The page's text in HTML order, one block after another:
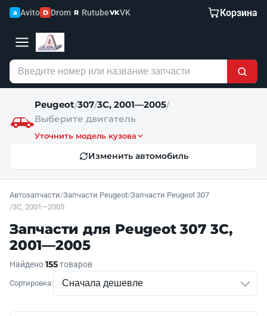
a Avito D Drom R RutubeVKVK Корзина
Peugeot/307/3C, 2001—2005/
Выберите двигатель
Уточнить модель кузова
Изменить автомобиль
Автозапчасти/Запчасти Peugeot/Запчасти Peugeot 307
/3C, 2001—2005
Запчасти для Peugeot 307 3C,
2001—2005
Найдено155товаров
Сортировка: